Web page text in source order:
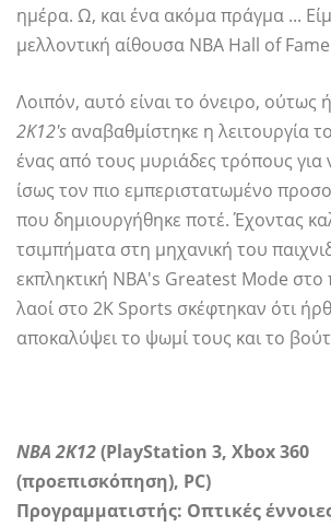
ημέρα. Ω, και ένα ακόμα πράγμα ...
μελλοντική αίθουσα NBA Hall of
Λοιπόν, αυτό είναι το όνειρο, ούτως
2K12's αναβαθμίστηκε η λειτουργία
ένας από τους μυριάδες τρόπους
ίσως τον πιο εμπεριστατωμένο
που δημιουργήθηκε ποτέ. Έχοντας
τσιμπήματα στη μηχανική του
εκπληκτική NBA's Greatest Mode στο
λαοί στο 2K Sports σκέφτηκαν ότι
αποκαλύψει το ψωμί τους και το
ΝΒΑ 2Κ12(PlayStation 3, Xbox 360
(προεπισκόπηση), PC)
Προγραμματιστής: Οπτικές